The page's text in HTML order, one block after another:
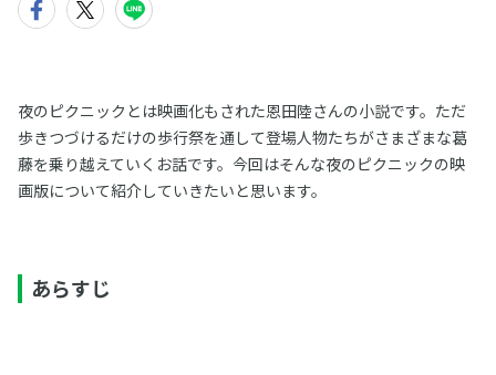
夜のピクニックとは映画化もされた恩田陸さんの小説です。ただ
歩きつづけるだけの歩行祭を通して登場人物たちがさまざまな葛
藤を乗り越えていくお話です。今回はそんな夜のピクニックの映
画版について紹介していきたいと思います。
あらすじ